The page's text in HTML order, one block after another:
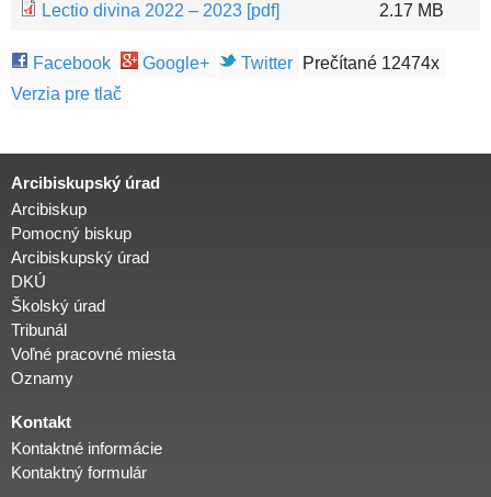
Lectio divina 2022 – 2023 [pdf] 2.17 MB
Facebook Google+ Twitter
Prečítané 12474x
Verzia pre tlač
Arcibiskupský úrad
Arcibiskup
Pomocný biskup
Arcibiskupský úrad
DKÚ
Školský úrad
Tribunál
Voľné pracovné miesta
Oznamy
Kontakt
Kontaktné informácie
Kontaktný formulár